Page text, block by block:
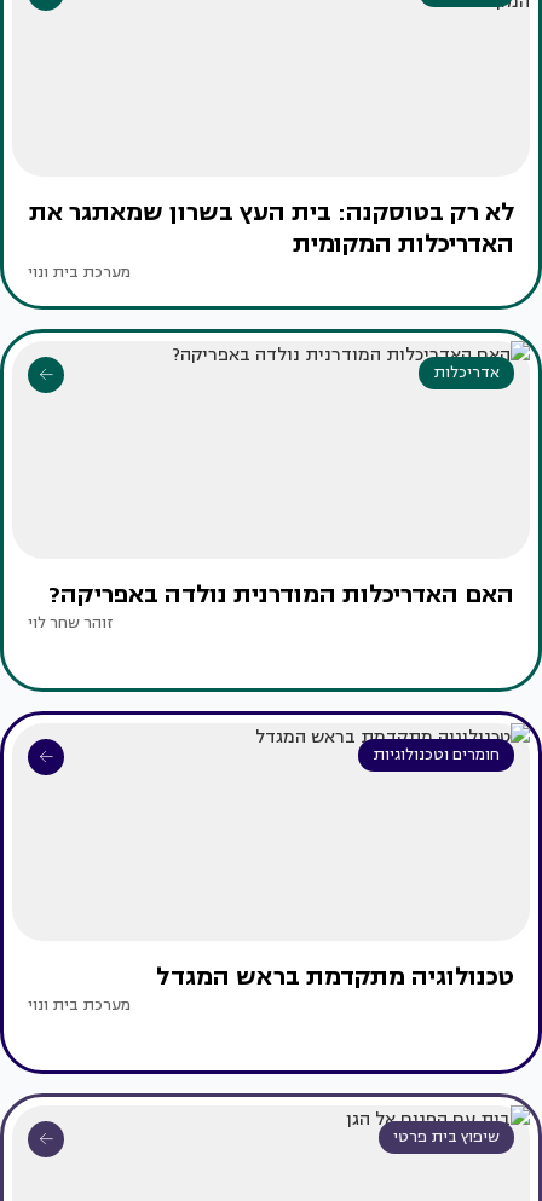
לא רק בטוסקנה: בית העץ בשרון שמאתגר את
האדריכלות המקומית
מערכת בית ונוי
אדריכלות
האם האדריכלות המודרנית נולדה באפריקה?
זוהר שחר לוי
חומרים וטכנולוגיות
טכנולוגיה מתקדמת בראש המגדל
מערכת בית ונוי
שיפוץ בית פרטי